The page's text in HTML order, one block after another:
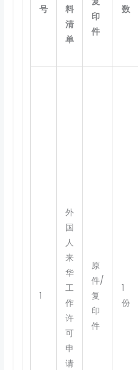
号
料
清
单
印
件
数
1
外
国
人
来
华
工
作
许
可
申
请
原
件/
复
印
件
1
份